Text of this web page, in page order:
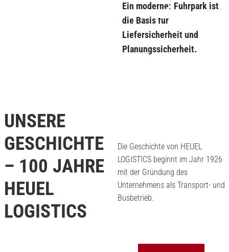
Ein moderner Fuhrpark ist
die Basis für
Liefersicherheit und
Planungssicherheit.
UNSERE
GESCHICHTE
– 100 JAHRE
HEUEL
LOGISTICS
Die Geschichte von HEUEL
LOGISTICS beginnt im Jahr 1926
mit der Gründung des
Unternehmens als Transport- und
Busbetrieb.